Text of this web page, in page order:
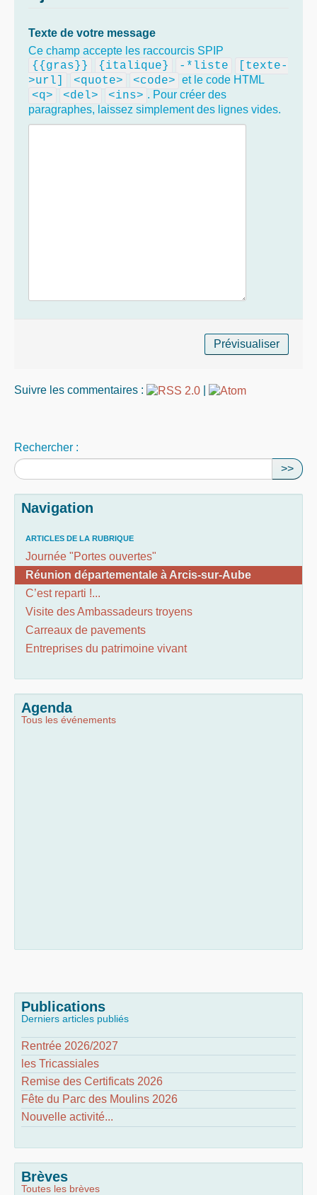
Texte de votre message
Ce champ accepte les raccourcis SPIP
{{gras}} {italique} -*liste
[texte-
>url]
<quote> <code> et le code HTML
<q> <del> <ins> . Pour créer des
paragraphes, laissez simplement des lignes vides.
Suivre les commentaires :
Rechercher :
>>
Navigation
ARTICLES DE LA RUBRIQUE
Journée "Portes ouvertes"
Réunion départementale à Arcis-sur-Aube
C’est reparti !...
Visite des Ambassadeurs troyens
Carreaux de pavements
Entreprises du patrimoine vivant
Agenda
Tous les événements
Publications
Derniers articles publiés
Rentrée 2026/2027
les Tricassiales
Remise des Certificats 2026
Fête du Parc des Moulins 2026
Nouvelle activité...
Brèves
Toutes les brèves